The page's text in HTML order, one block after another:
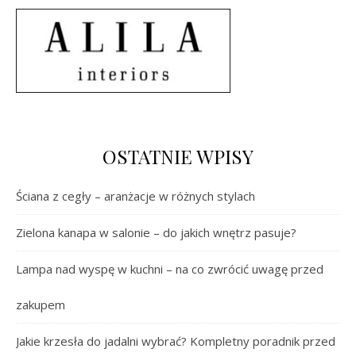
OSTATNIE WPISY
Ściana z cegły – aranżacje w różnych stylach
Zielona kanapa w salonie – do jakich wnętrz pasuje?
Lampa nad wyspę w kuchni – na co zwrócić uwagę przed
zakupem
Jakie krzesła do jadalni wybrać? Kompletny poradnik przed